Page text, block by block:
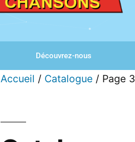
Découvrez-nous
Accueil / Catalogue / Page 3